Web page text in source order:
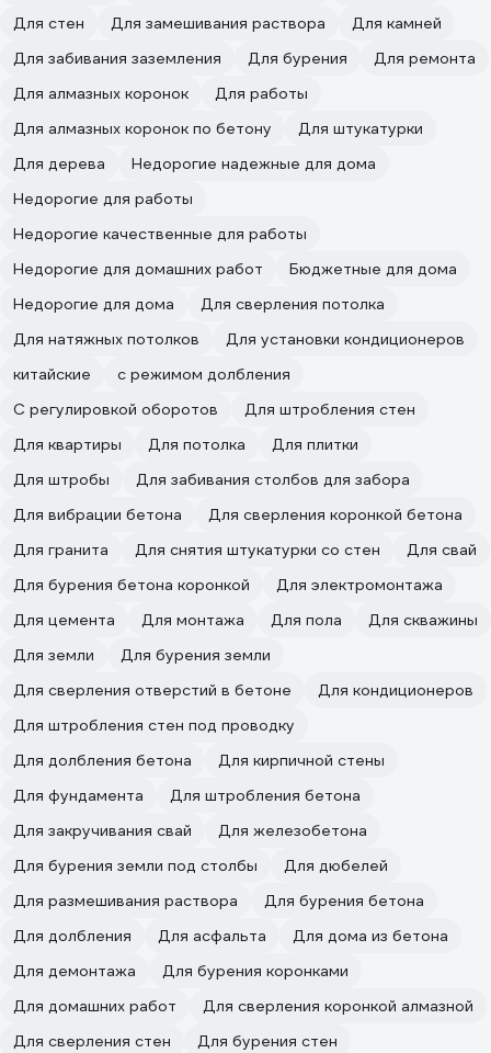
Для стен
Для замешивания раствора
Для камней
Для забивания заземления
Для бурения
Для ремонта
Для алмазных коронок
Для работы
Для алмазных коронок по бетону
Для штукатурки
Для дерева
Недорогие надежные для дома
Недорогие для работы
Недорогие качественные для работы
Недорогие для домашних работ
Бюджетные для дома
Недорогие для дома
Для сверления потолка
Для натяжных потолков
Для установки кондиционеров
китайские
с режимом долбления
С регулировкой оборотов
Для штробления стен
Для квартиры
Для потолка
Для плитки
Для штробы
Для забивания столбов для забора
Для вибрации бетона
Для сверления коронкой бетона
Для гранита
Для снятия штукатурки со стен
Для свай
Для бурения бетона коронкой
Для электромонтажа
Для цемента
Для монтажа Для пола
Для скважины
Для земли
Для бурения земли
Для сверления отверстий в бетоне
Для кондиционеров
Для штробления стен под проводку
Для долбления бетона
Для кирпичной стены
Для фундамента
Для штробления бетона
Для закручивания свай
Для железобетона
Для бурения земли под столбы
Для дюбелей
Для размешивания раствора
Для бурения бетона
Для долбления
Для асфальта
Для дома из бетона
Для демонтажа
Для бурения коронками
Для домашних работ
Для сверления коронкой алмазной
Для сверления стен
Для бурения стен